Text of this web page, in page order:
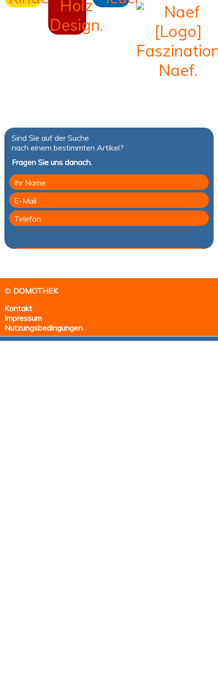
Sind Sie auf der Suche
nach einem bestimmten Artikel?
Fragen Sie uns danach.
© DOMOTHEK
Kontakt
Impressum
Nutzungsbedingungen